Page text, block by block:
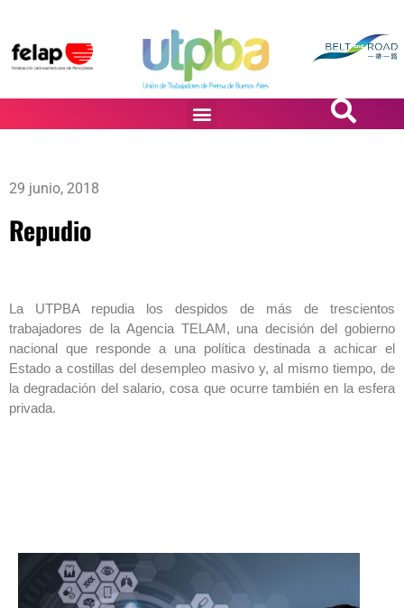
29 junio, 2018
Repudio
La UTPBA repudia los despidos de más de trescientos
trabajadores de la Agencia TELAM, una decisión del gobierno
nacional que responde a una política destinada a achicar el
Estado a costillas del desempleo masivo y, al mismo tiempo, de
la degradación del salario, cosa que ocurre también en la esfera
privada.